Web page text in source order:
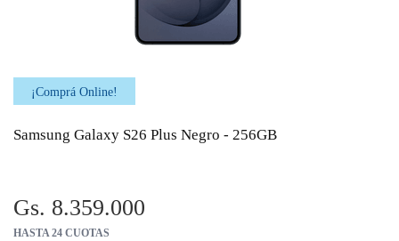
¡Comprá Online!
Samsung Galaxy S26 Plus Negro - 256GB
Gs. 8.359.000
HASTA 24 CUOTAS